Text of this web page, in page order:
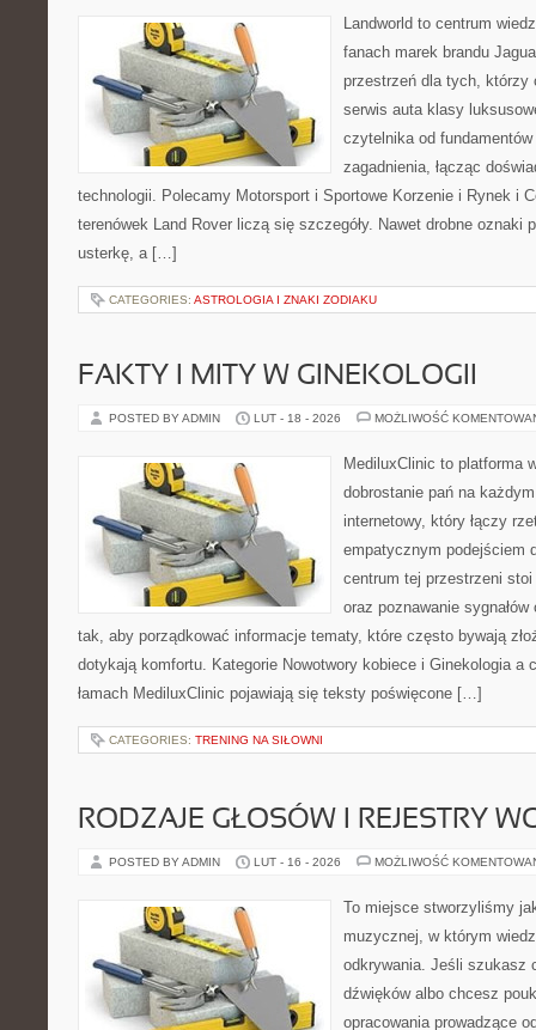
Landworld to centrum
fanach marek brandu
przestrzeń dla tych, którzy
serwis auta klasy
czytelnika od
zagadnienia, łącząc
technologii. Polecamy Motorsport i Sportowe Korzenie i Rynek i
terenówek Land Rover liczą się szczegóły. Nawet drobne oznaki
usterkę, a […]
CATEGORIES: ASTROLOGIA I ZNAKI ZODIAKU
FAKTY I MITY W GINEKOLOGII
POSTED BY ADMIN LUT - 18 - 2026 MOŻLIWOŚĆ
MediluxClinic to platforma
dobrostanie pań na
internetowy, który łączy
empatycznym podejściem
centrum tej przestrzeni
oraz poznawanie
tak, aby porządkować informacje tematy, które często bywają
dotykają komfortu. Kategorie Nowotwory kobiece i Ginekologia a
łamach MediluxClinic pojawiają się teksty poświęcone […]
CATEGORIES: TRENING NA SIŁOWNI
RODZAJE GŁOSÓW I REJESTRY
POSTED BY ADMIN LUT - 16 - 2026 MOŻLIWOŚĆ
To miejsce stworzyliśmy
muzycznej, w którym
odkrywania. Jeśli szukasz
dźwięków albo chcesz
opracowania prowadzące